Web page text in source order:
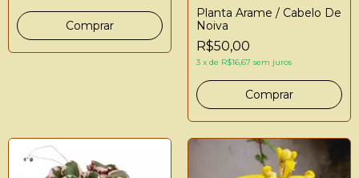
Planta Arame / Cabelo De
Noiva
R$50,00
3 x de R$16,67 sem juros